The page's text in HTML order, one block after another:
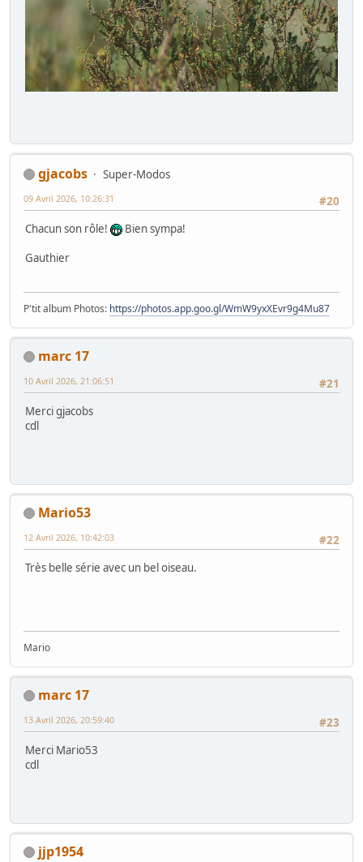
gjacobs
Super-Modos
#20
09 Avril 2026, 10:26:31
Chacun son rôle!
Bien sympa!
Gauthier
P'tit album Photos: https://photos.app.goo.gl/WmW9yxXEvr9g4Mu87
marc 17
#21
10 Avril 2026, 21:06:51
Merci gjacobs
cdl
Mario53
#22
12 Avril 2026, 10:42:03
Très belle série avec un bel oiseau.
Mario
marc 17
#23
13 Avril 2026, 20:59:40
Merci Mario53
cdl
jjp1954